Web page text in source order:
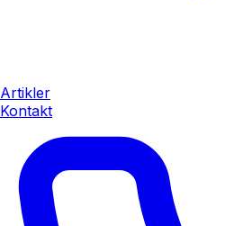
Artikler
Kontakt